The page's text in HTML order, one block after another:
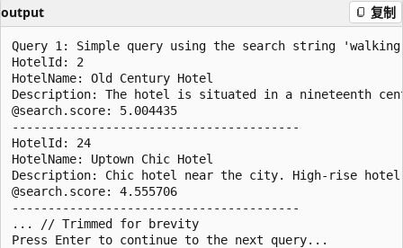
output 复制
Query 1: Simple query using the search string
HotelId: 2
HotelName: Old Century Hotel
Description: The hotel is situated in a nineteenth
@search.score: 5.004435
----------------------------------------
HotelId: 24
HotelName: Uptown Chic Hotel
Description: Chic hotel near the city. High-rise hotel
@search.score: 4.555706
----------------------------------------
... // Trimmed for brevity
Press Enter to continue to the next query...